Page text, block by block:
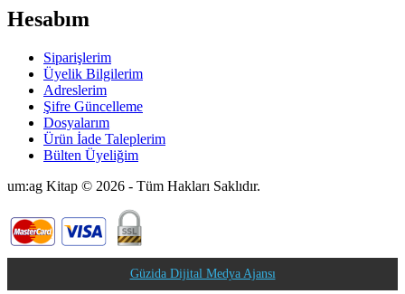
Hesabım
Siparişlerim
Üyelik Bilgilerim
Adreslerim
Şifre Güncelleme
Dosyalarım
Ürün İade Taleplerim
Bülten Üyeliğim
um:ag Kitap © 2026 - Tüm Hakları Saklıdır.
Güzida Dijital Medya Ajansı